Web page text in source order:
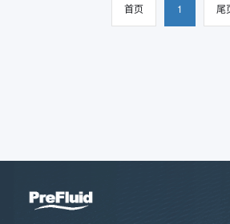
首页 1 尾